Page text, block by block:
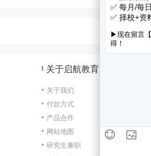
关于启航教育
关于我们
付款方式
产品合作
网站地图
研究生兼职